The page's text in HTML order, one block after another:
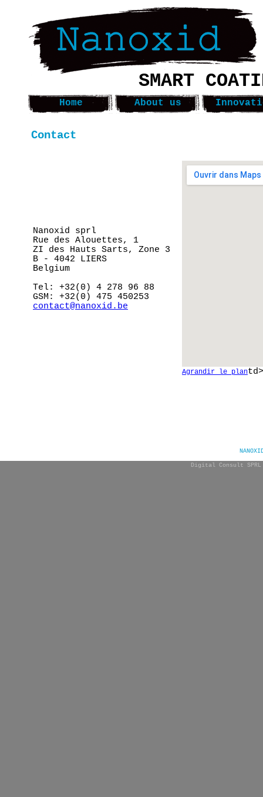
SMART
Home About us
Contact
Nanoxid sprl
Rue des Alouettes, 1
ZI des Hauts Sarts, Zone 3
B - 4042 LIERS
Belgium
Tel: +32(0) 4 278 96 88
GSM: +32(0) 475 450253
contact@nanoxid.be
Agrandir le plantd>
Digital Consult